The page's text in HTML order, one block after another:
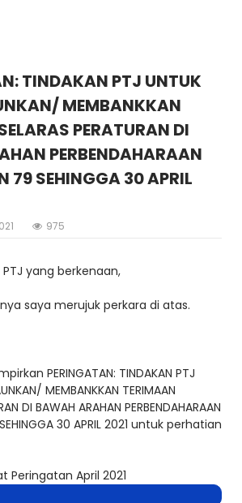
TINDAKAN PTJ UNTUK
MEMBANKKAN
PERATURAN DI
PERBENDAHARAAN
79 SEHINGGA 30 APRIL
975
yang berkenaan,
saya merujuk perkara di atas.
PERINGATAN: TINDAKAN PTJ
MEMBANKKAN TERIMAAN
DI BAWAH ARAHAN PERBENDAHARAAN
30 APRIL 2021 untuk perhatian
Peringatan April 2021